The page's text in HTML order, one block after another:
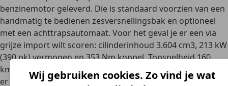
benzinemotor geleverd. Die is standaard voorzien van een
handmatig te bedienen zesversnellingsbak en optioneel
met een achttrapsautomaat. Voor het geval je er een via
grijze import wilt scoren: cilinderinhoud 3.604 cm3, 213 kW
(390 pk) vermogen en 353 Nm koppel. Topsnelheid 160
km/u en 0-100 km/u in 7,5 seconden. De Jeep Gladiator is
er – anders dan de Wrangler waarop hij gebaseerd is – niet
Wij gebruiken cookies. Zo vind je wat